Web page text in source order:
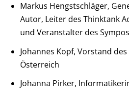
Markus Hengstschläger,
Autor, Leiter des Thinktank
und Veranstalter des
Johannes Kopf, Vorstand
Österreich
Johanna Pirker,